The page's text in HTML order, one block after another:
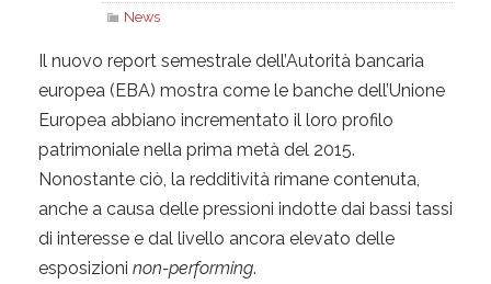
News
Il nuovo report semestrale dell’Autorità bancaria
europea (EBA) mostra come le banche dell’Unione
Europea abbiano incrementato il loro profilo
patrimoniale nella prima metà del 2015.
Nonostante ciò, la redditività rimane contenuta,
anche a causa delle pressioni indotte dai bassi tassi
di interesse e dal livello ancora elevato delle
esposizioni non-performing.